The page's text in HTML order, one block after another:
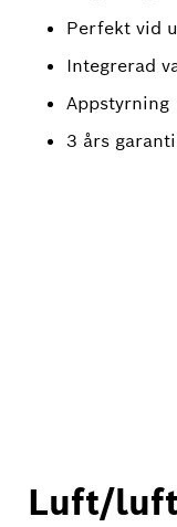
Perfekt vid
Integrerad
Appstyrning
3 års
Luft/